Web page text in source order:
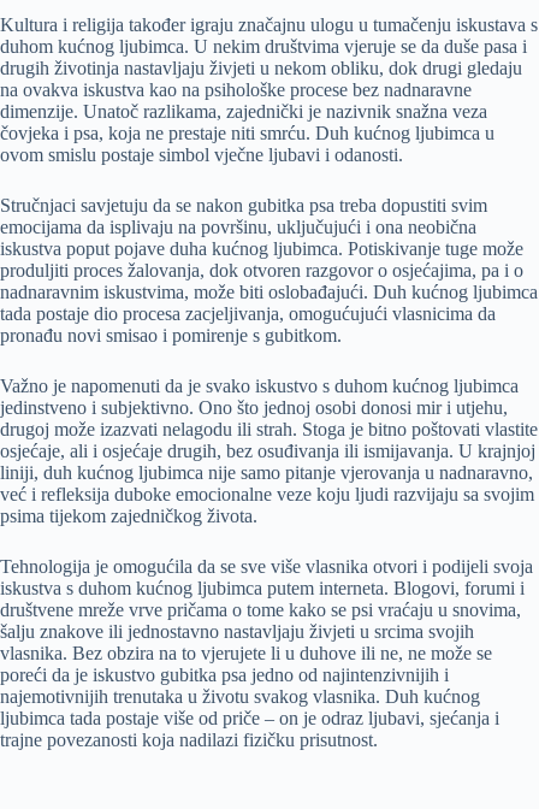
Kultura i religija također igraju značajnu ulogu u tumačenju iskustava s
duhom kućnog ljubimca. U nekim društvima vjeruje se da duše pasa i
drugih životinja nastavljaju živjeti u nekom obliku, dok drugi gledaju
na ovakva iskustva kao na psihološke procese bez nadnaravne
dimenzije. Unatoč razlikama, zajednički je nazivnik snažna veza
čovjeka i psa, koja ne prestaje niti smrću. Duh kućnog ljubimca u
ovom smislu postaje simbol vječne ljubavi i odanosti.
Stručnjaci savjetuju da se nakon gubitka psa treba dopustiti svim
emocijama da isplivaju na površinu, uključujući i ona neobična
iskustva poput pojave duha kućnog ljubimca. Potiskivanje tuge može
produljiti proces žalovanja, dok otvoren razgovor o osjećajima, pa i o
nadnaravnim iskustvima, može biti oslobađajući. Duh kućnog ljubimca
tada postaje dio procesa zacjeljivanja, omogućujući vlasnicima da
pronađu novi smisao i pomirenje s gubitkom.
Važno je napomenuti da je svako iskustvo s duhom kućnog ljubimca
jedinstveno i subjektivno. Ono što jednoj osobi donosi mir i utjehu,
drugoj može izazvati nelagodu ili strah. Stoga je bitno poštovati vlastite
osjećaje, ali i osjećaje drugih, bez osuđivanja ili ismijavanja. U krajnjoj
liniji, duh kućnog ljubimca nije samo pitanje vjerovanja u nadnaravno,
već i refleksija duboke emocionalne veze koju ljudi razvijaju sa svojim
psima tijekom zajedničkog života.
Tehnologija je omogućila da se sve više vlasnika otvori i podijeli svoja
iskustva s duhom kućnog ljubimca putem interneta. Blogovi, forumi i
društvene mreže vrve pričama o tome kako se psi vraćaju u snovima,
šalju znakove ili jednostavno nastavljaju živjeti u srcima svojih
vlasnika. Bez obzira na to vjerujete li u duhove ili ne, ne može se
poreći da je iskustvo gubitka psa jedno od najintenzivnijih i
najemotivnijih trenutaka u životu svakog vlasnika. Duh kućnog
ljubimca tada postaje više od priče – on je odraz ljubavi, sjećanja i
trajne povezanosti koja nadilazi fizičku prisutnost.